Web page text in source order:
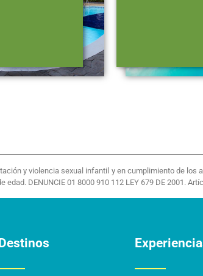
y violencia sexual infantil y en cumplimiento de los
DENUNCIE 01 8000 910 112 LEY 679 DE 2001.